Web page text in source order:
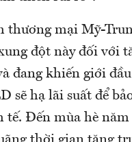
thương mại Mỹ-
đột này đối với
đang khiến giới
sẽ hạ lãi suất để
tế. Đến mùa hè năm